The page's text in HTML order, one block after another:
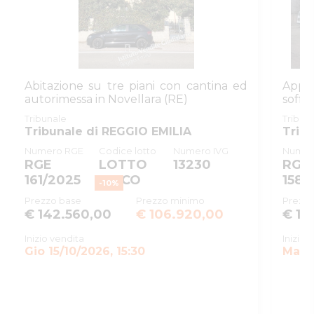
ID registro
ESECUZIONI_CIVILI_IMMOBILIARI
ID tribunale
0350330099
Tribunale
Tribunale di REGGIO EMILIA
Registro
ESECUZIONI CIVILI IMMOBILIARI
Rito
ESPROPRIAZIONE IMMOBILIARE
Numero
procedura
83
Anno
2025
SOGGETTI
Abitazione su tre piani con cantina ed
autorimessa in Novellara (RE)
Tribunale
Tribunale di REGGIO EMILIA
Numero RGE
RGE
161/2025
Codice lotto
LOTTO
UNICO
Numero IVG
13230
Prezzo base
€ 142.560,00
-10%
Prezzo minimo
€ 106.920,00
Inizio vendita
Gio 15/10/2026, 15:30
RGE
158/
€
Inizio
Mar